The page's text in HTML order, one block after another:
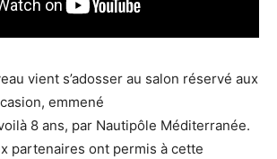
vient s’adosser au salon réservé aux
emmené
8 ans, par Nautipôle Méditerranée.
partenaires ont permis à cette